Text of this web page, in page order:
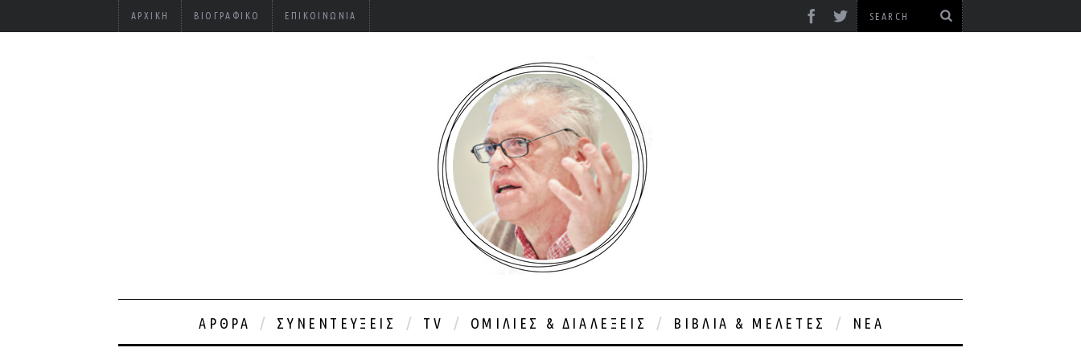
ΑΡΧΙΚΉ ΒΙΟΓΡΑΦΙΚΌ ΕΠΙΚΟΙΝΩΝΊΑ
ΆΡΘΡΑ ΣΥΝΕΝΤΕΎΞΕΙΣ TV ΟΜΙΛΊΕΣ & ΔΙΑΛΈΞΕΙΣ ΒΙΒΛΊΑ & ΜΕΛΈΤΕΣ ΝΈΑ